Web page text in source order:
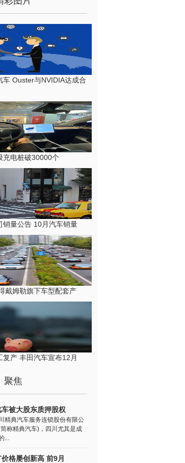
车 Ouster与NVIDIA达成合
充电桩破30000个
销量公告 10月汽车销量
戴姆勒旗下车型配套产
复产 丰田汽车宣布12月
聚焦
被大股东质押股权
精典汽车服务连锁股份有限公
称精典汽车)，四川尤其是成
...
格屡创新高 前9月